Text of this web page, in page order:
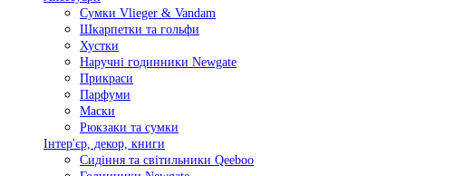
Сумки Vlieger & Vandam
Шкарпетки та гольфи
Хустки
Наручні годинники Newgate
Прикраси
Парфуми
Маски
Рюкзаки та сумки
Інтер'єр, декор, книги
Сидіння та світильники Qeeboo